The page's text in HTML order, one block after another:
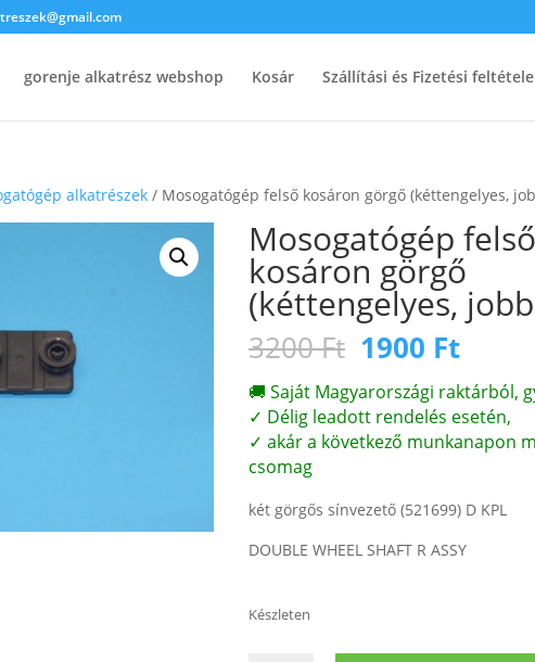
gorenje alkatrész webshop Kosár Szállítási és Fizetési
alkatrészek / Mosogatógép felső kosáron görgő (kéttengelyes,
Mosogatógép felső
kosáron görgő
(kéttengelyes,
3200Ft Original
price
was:
3200 Ft.
1900 Ft
price
is:
1900
🚚 Saját Magyarországi raktárból,
✓ Délig leadott rendelés esetén,
✓ akár a következő munkanapon
csomag
két görgős sínvezető (521699) D KPL
DOUBLE WHEEL SHAFT R ASSY
Készleten